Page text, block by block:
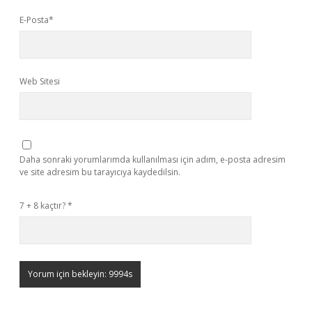
E-Posta*
Web Sitesi
Daha sonraki yorumlarımda kullanılması için adım, e-posta adresim
ve site adresim bu tarayıcıya kaydedilsin.
7 + 8 kaçtır?*